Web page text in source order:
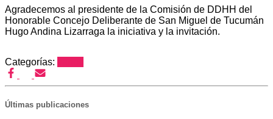
Agradecemos al presidente de la Comisión de DDHH del
Honorable Concejo Deliberante de San Miguel de Tucumán
Hugo Andina Lizarraga la iniciativa y la invitación.
Categorías:
Últimas publicaciones